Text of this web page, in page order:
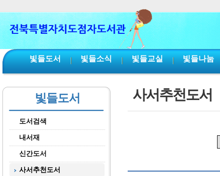
빛들도서 빛들소식 빛들교실 빛들나눔
빛들도서
도서검색
내서재
신간도서
사서추천도서
사서추천도서